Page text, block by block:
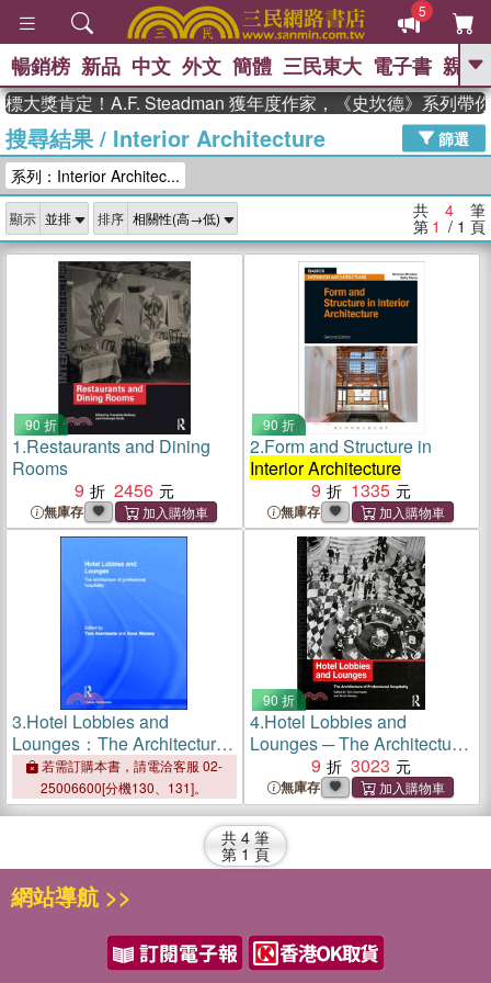
5
GO
熱搜： 東野圭吾 高希均教授回憶錄
、 The Odyssey 、 父親節 、 如果歷
獎 臺灣漫遊錄 、 方念華 、 台灣的李
登輝時代
數學女孩：黎曼猜想 、
偉大的迷走神經
暢銷榜 新品 中文 外文 簡體 三民東大 電子書 親子
大獎肯定！A.F. Steadman 獲年度作家，《史坎德》系列帶你
搜尋結果/ Interior Architecture
篩選
系列：Interior Architec...
顯示 排序 共 4 筆
第 1 / 1 頁
90 折
1.Restaurants and Dining
Rooms
9
2456
無庫存
90 折
2.Form and Structure in
Interior Architecture
9
1335
無庫存
3.Hotel Lobbies and
Lounges：The Architecture
of Professional Hospitality
若需訂購本書，請電洽客服 02-
25006600[分機130、131]。
90 折
4.Hotel Lobbies and
Lounges ─ The Architecture
of Professional Hospitality
9 3023
無庫存
共 4 筆
第 1 頁
網站導航 >>